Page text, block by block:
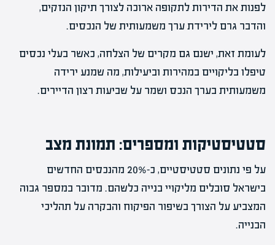
לפנות את הדירות לתקופה ארוכה לצורך תיקון הנזקים,
והדבר גרם לירידת ערך משמעותית של הנכסים.
לעומת זאת, ישנם גם מקרים של הצלחה, כאשר בעלי נכסים
טיפלו בליקויים במהירות וביעילות, מה שמנע ירידה
משמעותית בערך הנכס ושמר על שביעות רצון הדיירים.
סטטיסטיקות ומספרים: תמונת מצב
על פי נתונים סטטיסטיים, כ-20% מהנכסים החדשים
בישראל סובלים מליקויי בנייה כלשהם. מדובר במספר גבוה
המצביע על הצורך בשיפור הפיקוח והבקרה על תהליכי
הבנייה.